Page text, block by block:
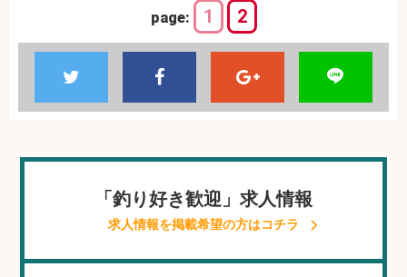
page: 1 2
「釣り好き歓迎」求人情報
求人情報を掲載希望の方はコチラ